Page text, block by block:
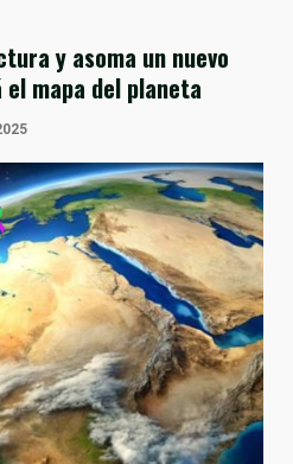
y asoma un nuevo
mapa del planeta